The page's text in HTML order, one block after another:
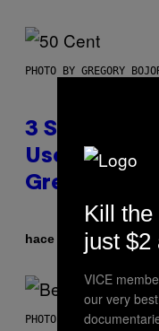
PHOTO BY GREGORY
3 Songs
Used As a
Greeting in
hace 10 horasPor
PHOTO BY KEVIN
Kill
just $2
VICE
our very